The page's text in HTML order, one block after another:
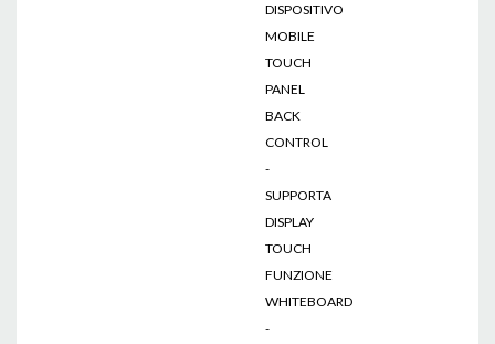
DISPOSITIVO
MOBILE
TOUCH
PANEL
BACK
CONTROL
-
SUPPORTA
DISPLAY
TOUCH
FUNZIONE
WHITEBOARD
-